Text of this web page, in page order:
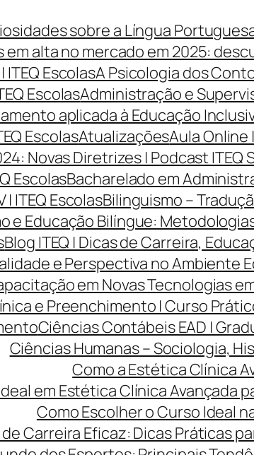
sobre a Língua
em alta no mercado em 2025:
EscolasA Psicologia dos
EscolasAdministração e
aplicada à Educação
EscolasAtualizaçõesAula Online
Novas Diretrizes | Podcast ITEQ
EscolasBacharelado em
ITEQ EscolasBilinguismo –
e Educação Bilíngue:
Blog ITEQ | Dicas de Carreira,
e Perspectiva no Ambiente
em Novas Tecnologias
e Preenchimento | Curso
Ciências Contábeis EAD |
Ciências Humanas – Sociologia,
Como a Estética Clínica
em Estética Clínica Avançada
Como Escolher o Curso Ideal
Carreira Eficaz: Dicas Práticas